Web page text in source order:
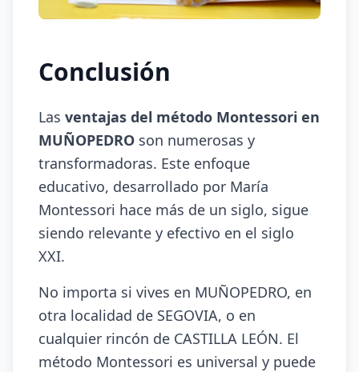
Conclusión
Las ventajas del método Montessori en
MUÑOPEDRO son numerosas y
transformadoras. Este enfoque
educativo, desarrollado por María
Montessori hace más de un siglo, sigue
siendo relevante y efectivo en el siglo
XXI.
No importa si vives en MUÑOPEDRO, en
otra localidad de SEGOVIA, o en
cualquier rincón de CASTILLA LEÓN. El
método Montessori es universal y puede